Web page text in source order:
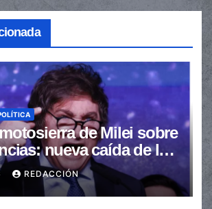
de Milei sobre
nueva caída de las
no automáticas
REDACCIÓN